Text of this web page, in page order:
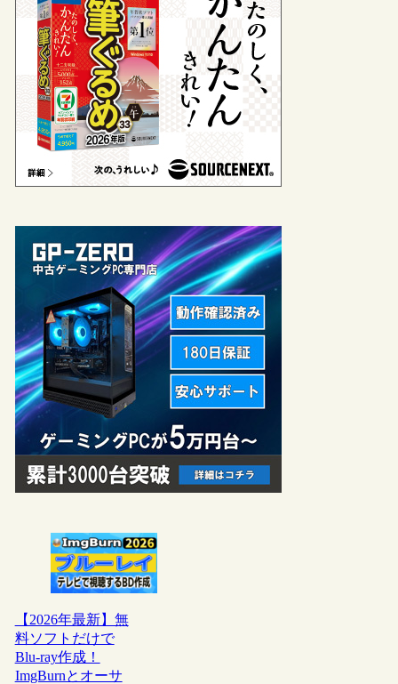
【2026年最新】無
料ソフトだけで
Blu-ray作成！
ImgBurnとオーサ